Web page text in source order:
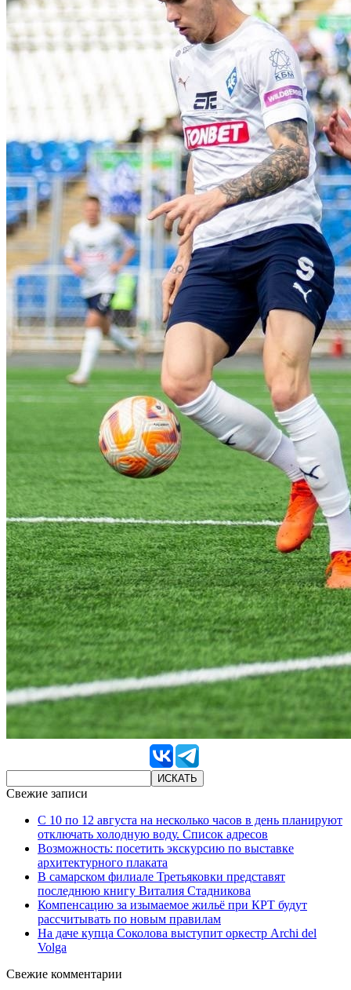
Свежие записи
С 10 по 12 августа на несколько часов в день планируют
отключать холодную воду. Список адресов
Возможность: посетить экскурсию по выставке
архитектурного плаката
В самарском филиале Третьяковки представят
последнюю книгу Виталия Стадникова
Компенсацию за изымаемое жильё при КРТ будут
рассчитывать по новым правилам
На даче купца Соколова выступит оркестр Archi del
Volga
Свежие комментарии